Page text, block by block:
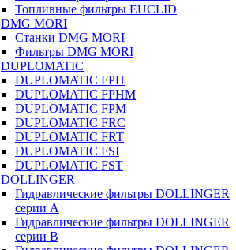
Топливные фильтры EUCLID
DMG MORI
Станки DMG MORI
Фильтры DMG MORI
DUPLOMATIC
DUPLOMATIC FPH
DUPLOMATIC FPHM
DUPLOMATIC FPM
DUPLOMATIC FRC
DUPLOMATIC FRT
DUPLOMATIC FSI
DUPLOMATIC FST
DOLLINGER
Гидравлические фильтры DOLLINGER
серии A
Гидравлические фильтры DOLLINGER
серии B